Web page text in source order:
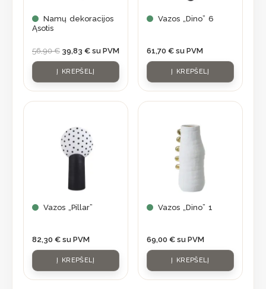
Namų dekoracijos
Ąsotis
56,90€ 39,83 € su PVM
Į KREPŠELĮ
Vazos „Dino” 6
61,70 € su PVM
Į KREPŠELĮ
Vazos „Pillar”
82,30 € su PVM
Į KREPŠELĮ
Vazos „Dino” 1
69,00 € su PVM
Į KREPŠELĮ